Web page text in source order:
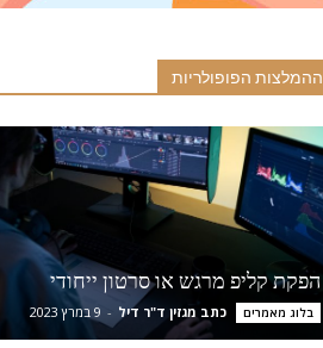
ההמלצות הפופולריות
הפקת קליפ מרגש או סרטון ייחודי
בלוג מאמרים כתב מגזין ד"ר דיל - 9 במרץ 2023